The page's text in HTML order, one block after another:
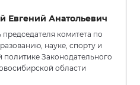
Евгений Анатольевич
председателя комитета по
науке, спорту и
Законодательного
области